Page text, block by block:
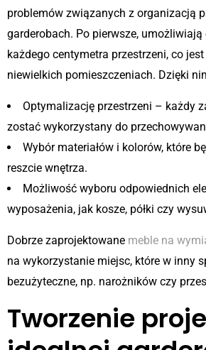
problemów związanych z organizacją
garderobach. Po pierwsze,
każdego centymetra przestrzeni, co
niewielkich pomieszczeniach. Dzięki
Optymalizację przestrzeni – każdy
zostać wykorzystany do
Wybór materiałów i kolorów, które
reszcie wnętrza.
Możliwość wyboru odpowiednich
wyposażenia, jak kosze, półki czy
Dobrze zaprojektowane meble na
na wykorzystanie miejsc, które w inny
bezużyteczne, np. narożników czy
Tworzenie